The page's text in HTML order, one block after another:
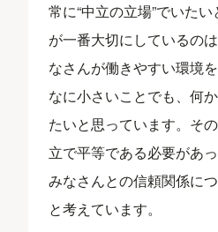
常に“中立の立場”でいた
が一番大切にしているの
なさんが働きやすい環境
なに小さいことでも、何
たいと思っています。そ
立で平等である必要があ
みなさんとの信頼関係に
と考えています。